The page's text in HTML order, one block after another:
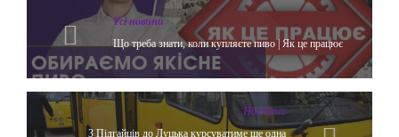
Yсі новини
Що треба знати, коли купляєте пиво | Як це працює
Hot News
З Підгайців до Луцька курсуватиме ще одна